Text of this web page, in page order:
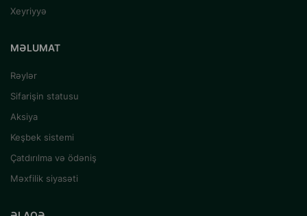
Xeyriyyə
MƏLUMAT
Rəylər
Sifarişin statusu
Aksiya
Keşbek sistemi
Çatdırılma və ödəniş
Məxfilik siyasəti